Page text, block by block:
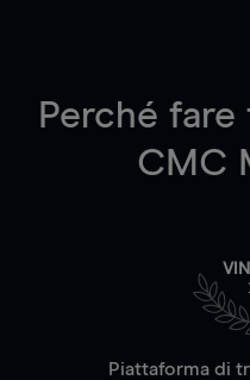
Perché
CMC
Piattaforma di